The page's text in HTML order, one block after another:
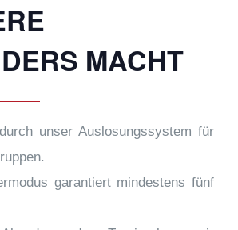
MACHT
unser Auslosungssystem für
garantiert mindestens fünf